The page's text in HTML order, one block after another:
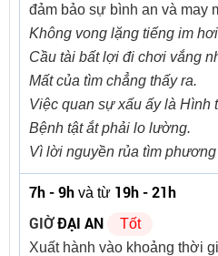
đảm bảo sự bình an và may
Không vong lặng tiếng im
Cầu tài bất lợi đi chơi vắng
Mất của tìm chẳng thấy ra.
Việc quan sự xấu ấy là Hình
Bệnh tật ắt phải lo lường.
Vì lời nguyền rủa tìm
7h - 9h và từ 19h - 21h
GIỜĐẠI AN
Tốt
Xuất hành vào khoảng thời